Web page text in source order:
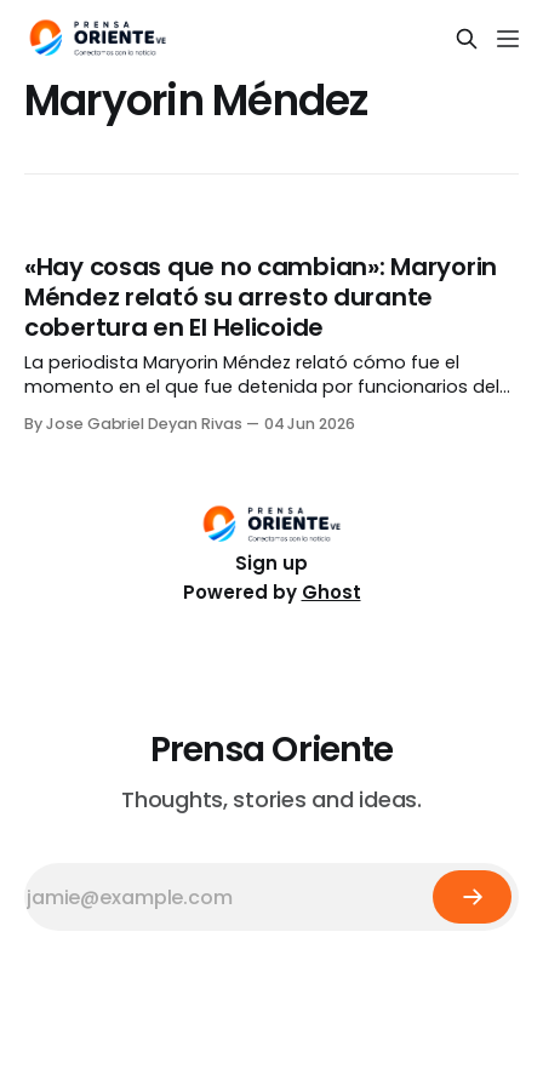
Maryorin Méndez
«Hay cosas que no cambian»: Maryorin
Méndez relató su arresto durante
cobertura en El Helicoide
La periodista Maryorin Méndez relató cómo fue el
momento en el que fue detenida por funcionarios del
Caracas, mientras cubría el presunto traslado de
By Jose Gabriel Deyan Rivas 04 Jun 2026
Sign up
Powered by Ghost
Prensa Oriente
Thoughts, stories and ideas.